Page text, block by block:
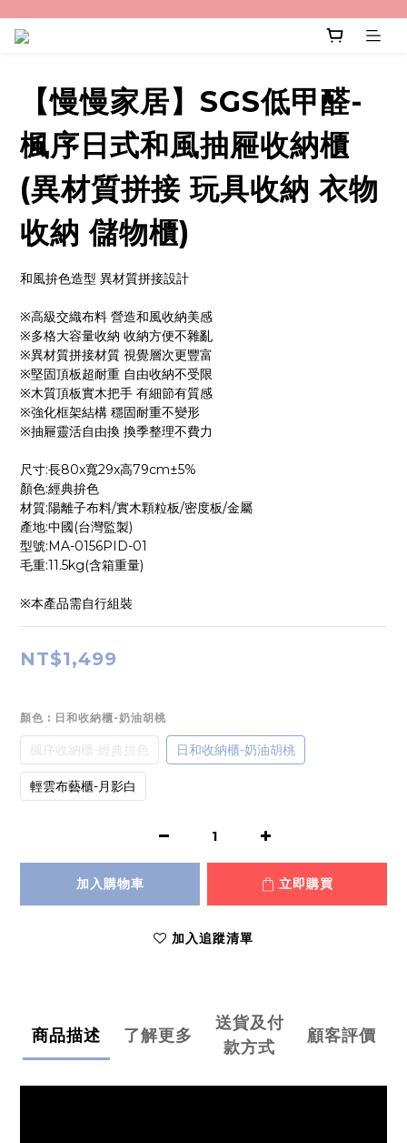
【慢慢家居】SGS低甲醛-
楓序日式和風抽屜收納櫃
(異材質拼接 玩具收納 衣物
收納 儲物櫃)
和風拚色造型 異材質拼接設計
※高級交織布料 營造和風收納美感
※多格大容量收納 收納方便不雜亂
※異材質拼接材質 視覺層次更豐富
※堅固頂板超耐重 自由收納不受限
※木質頂板實木把手 有細節有質感
※強化框架結構 穩固耐重不變形
※抽屜靈活自由換 換季整理不費力
尺寸:長80x寬29x高79cm±5%
顏色:經典拚色
材質:陽離子布料/實木顆粒板/密度板/金屬
產地:中國(台灣監製)
型號:MA-0156PID-01
毛重:11.5kg(含箱重量)
※本產品需自行組裝
NT$1,499
顏色 : 日和收納櫃-奶油胡桃
楓序收納櫃-經典拚色 日和收納櫃-奶油胡桃
輕雲布藝櫃-月影白
加入購物車 立即購買
加入追蹤清單
商品描述 了解更多
送貨及付
款方式
顧客評價